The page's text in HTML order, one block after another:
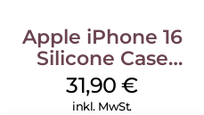
Apple iPhone 16
Silicone Case
MagSafe Fuchsia
31,90€
inkl. MwSt.